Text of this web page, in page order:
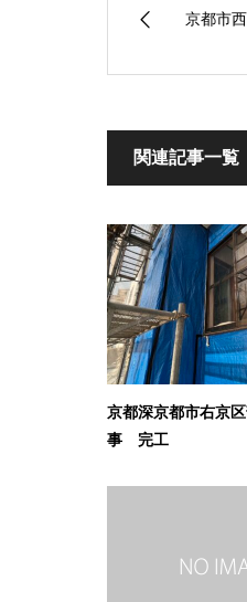
京都市
関連記事一覧
京都深京都市右京
事 完工